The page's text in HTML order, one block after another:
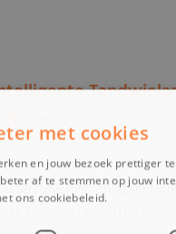
Efficiënt:
zijn intelligente
rijervaring met
stilte tijdens stadsritten en
met cookies
en jouw bezoek prettiger
af te stemmen op jouw
ons cookiebeleid.